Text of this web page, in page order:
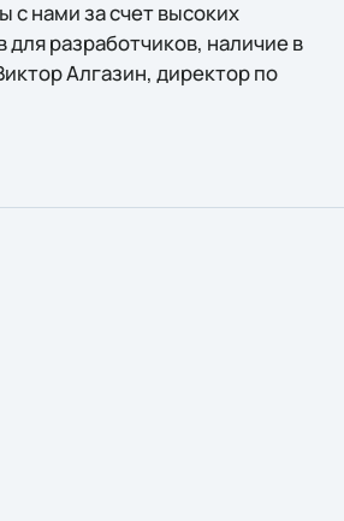
с нами за счет высоких
разработчиков, наличие в
Алгазин, директор по